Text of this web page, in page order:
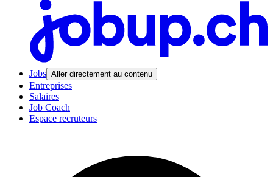
Jobs Aller directement au contenu
Entreprises
Salaires
Job Coach
Espace recruteurs